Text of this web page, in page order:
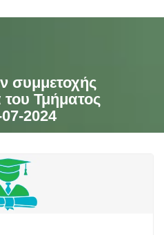
συμμετοχής
Τμήματος
2024